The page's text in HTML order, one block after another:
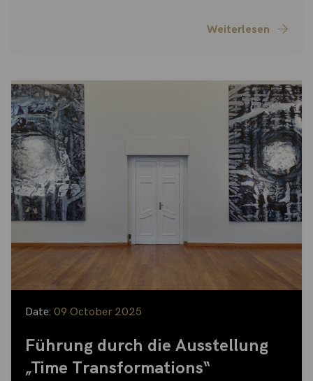
Weiterlesen
Date: 09 October 2025
Führung durch die Ausstellung
„Time Transformations“